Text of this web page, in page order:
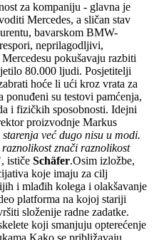
za kompaniju - glavna je
Mercedes, a sličan stav
bavarskom BMW-
neprilagodljivi,
pokušavaju razbiti
80.000 ljudi. Posjetitelji
hoće li ući kroz vrata za
su testovi pamćenja,
i fizičkih sposobnosti. Idejni
proizvodnje Markus
već dugo nisu u modi.
znači raznolikost
ističe Schäfer.Osim izložbe,
koje imaju za cilj
i mlađih kolega i olakšavanje
platforma na kojoj stariji
složenije radne zadatke.
koji smanjuju opterećenje
se približavaju